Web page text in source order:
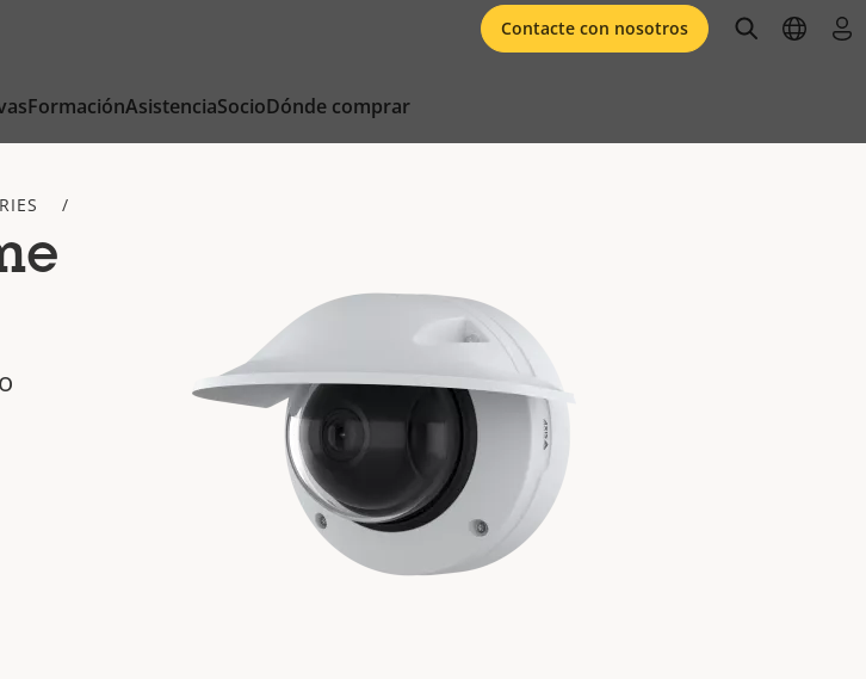
FormaciónAsistenciaSocioDónde comprar
Contacte con nosotros openopen